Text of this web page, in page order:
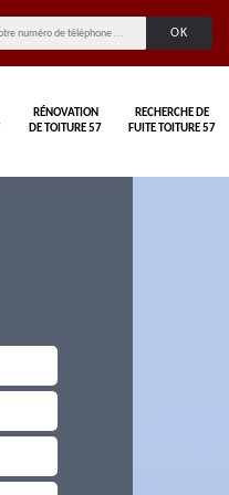
RÉNOVATION
DE TOITURE 57
RECHERCHE DE
FUITE TOITURE 57